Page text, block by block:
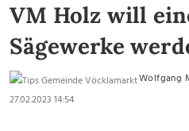
VM Holz will
Sägewerke
Wolfgang
27.02.2023 14:54